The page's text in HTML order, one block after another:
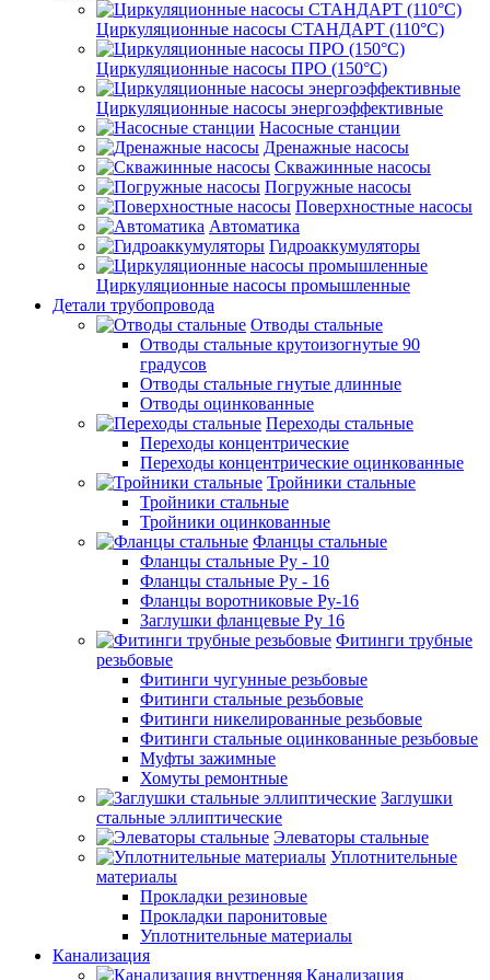
Циркуляционные насосы СТАНДАРТ (110°C)
Циркуляционные насосы ПРО (150°C)
Циркуляционные насосы энергоэффективные
Насосные станции
Дренажные насосы
Скважинные насосы
Погружные насосы
Поверхностные насосы
Автоматика
Гидроаккумуляторы
Циркуляционные насосы промышленные
Детали трубопровода
Отводы стальные
Отводы стальные крутоизогнутые 90
градусов
Отводы стальные гнутые длинные
Отводы оцинкованные
Переходы стальные
Переходы концентрические
Переходы концентрические оцинкованные
Тройники стальные
Тройники стальные
Тройники оцинкованные
Фланцы стальные
Фланцы стальные Ру - 10
Фланцы стальные Ру - 16
Фланцы воротниковые Ру-16
Заглушки фланцевые Ру 16
Фитинги трубные
резьбовые
Фитинги чугунные резьбовые
Фитинги стальные резьбовые
Фитинги никелированные резьбовые
Фитинги стальные оцинкованные резьбовые
Муфты зажимные
Хомуты ремонтные
Заглушки
стальные эллиптические
Элеваторы стальные
Уплотнительные
материалы
Прокладки резиновые
Прокладки паронитовые
Уплотнительные материалы
Канализация
Канализация